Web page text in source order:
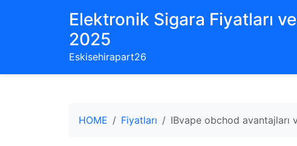
Elektronik Sigara Fiyatları
2025
Eskisehirapart26
HOME Fiyatları IBvape obchod